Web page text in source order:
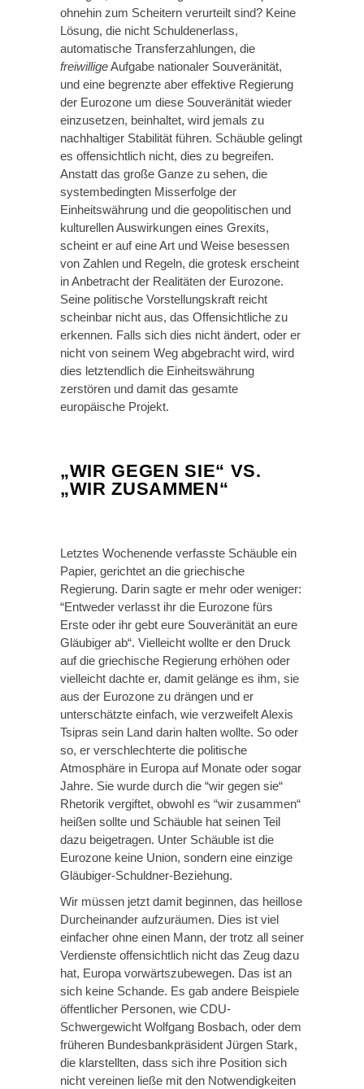
ohnehin zum Scheitern verurteilt sind? Keine
Lösung, die nicht Schuldenerlass,
automatische Transferzahlungen, die
freiwilligeAufgabe nationaler Souveränität,
und eine begrenzte aber effektive Regierung
der Eurozone um diese Souveränität wieder
einzusetzen, beinhaltet, wird jemals zu
nachhaltiger Stabilität führen. Schäuble gelingt
es offensichtlich nicht, dies zu begreifen.
Anstatt das große Ganze zu sehen, die
systembedingten Misserfolge der
Einheitswährung und die geopolitischen und
kulturellen Auswirkungen eines Grexits,
scheint er auf eine Art und Weise besessen
von Zahlen und Regeln, die grotesk erscheint
in Anbetracht der Realitäten der Eurozone.
Seine politische Vorstellungskraft reicht
scheinbar nicht aus, das Offensichtliche zu
erkennen. Falls sich dies nicht ändert, oder er
nicht von seinem Weg abgebracht wird, wird
dies letztendlich die Einheitswährung
zerstören und damit das gesamte
europäische Projekt.
„WIR GEGEN SIE“ VS.
„WIR ZUSAMMEN“
Letztes Wochenende verfasste Schäuble ein
Papier, gerichtet an die griechische
Regierung. Darin sagte er mehr oder weniger:
“Entweder verlasst ihr die Eurozone fürs
Erste oder ihr gebt eure Souveränität an eure
Gläubiger ab“. Vielleicht wollte er den Druck
auf die griechische Regierung erhöhen oder
vielleicht dachte er, damit gelänge es ihm, sie
aus der Eurozone zu drängen und er
unterschätzte einfach, wie verzweifelt Alexis
Tsipras sein Land darin halten wollte. So oder
so, er verschlechterte die politische
Atmosphäre in Europa auf Monate oder sogar
Jahre. Sie wurde durch die “wir gegen sie“
Rhetorik vergiftet, obwohl es “wir zusammen“
heißen sollte und Schäuble hat seinen Teil
dazu beigetragen. Unter Schäuble ist die
Eurozone keine Union, sondern eine einzige
Gläubiger-Schuldner-Beziehung.
Wir müssen jetzt damit beginnen, das heillose
Durcheinander aufzuräumen. Dies ist viel
einfacher ohne einen Mann, der trotz all seiner
Verdienste offensichtlich nicht das Zeug dazu
hat, Europa vorwärtszubewegen. Das ist an
sich keine Schande. Es gab andere Beispiele
öffentlicher Personen, wie CDU-
Schwergewicht Wolfgang Bosbach, oder dem
früheren Bundesbankpräsident Jürgen Stark,
die klarstellten, dass sich ihre Position sich
nicht vereinen ließe mit den Notwendigkeiten